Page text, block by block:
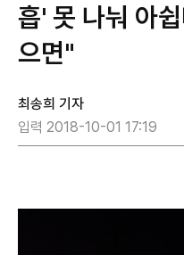
흡' 못 나눠 아
으면"
최송희 기자
입력 2018-10-01 17:19